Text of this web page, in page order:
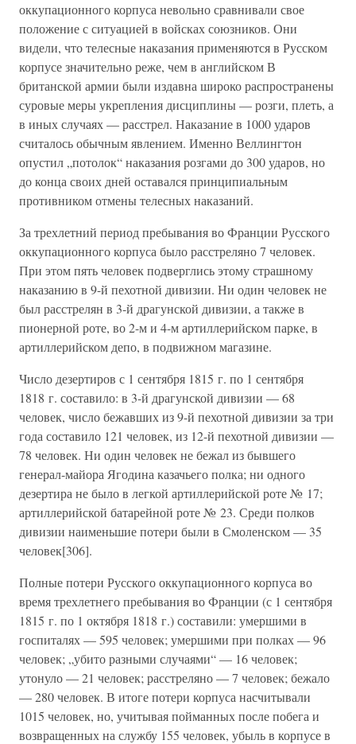
оккупационного корпуса невольно сравнивали свое
положение с ситуацией в войсках союзников. Они
видели, что телесные наказания применяются в Русском
корпусе значительно реже, чем в английском В
британской армии были издавна широко распространены
суровые меры укрепления дисциплины — розги, плеть, а
в иных случаях — расстрел. Наказание в 1000 ударов
считалось обычным явлением. Именно Веллингтон
опустил „потолок“ наказания розгами до 300 ударов, но
до конца своих дней оставался принципиальным
противником отмены телесных наказаний.
За трехлетний период пребывания во Франции Русского
оккупационного корпуса было расстреляно 7 человек.
При этом пять человек подверглись этому страшному
наказанию в 9-й пехотной дивизии. Ни один человек не
был расстрелян в 3-й драгунской дивизии, а также в
пионерной роте, во 2-м и 4-м артиллерийском парке, в
артиллерийском депо, в подвижном магазине.
Число дезертиров с 1 сентября 1815 г. по 1 сентября
1818 г. составило: в 3-й драгунской дивизии — 68
человек, число бежавших из 9-й пехотной дивизии за три
года составило 121 человек, из 12-й пехотной дивизии —
78 человек. Ни один человек не бежал из бывшего
генерал-майора Ягодина казачьего полка; ни одного
дезертира не было в легкой артиллерийской роте № 17;
артиллерийской батарейной роте № 23. Среди полков
дивизии наименьшие потери были в Смоленском — 35
человек[306].
Полные потери Русского оккупационного корпуса во
время трехлетнего пребывания во Франции (с 1 сентября
1815 г. по 1 октября 1818 г.) составили: умершими в
госпиталях — 595 человек; умершими при полках — 96
человек; „убито разными случаями“ — 16 человек;
утонуло — 21 человек; расстреляно — 7 человек; бежало
— 280 человек. В итоге потери корпуса насчитывали
1015 человек, но, учитывая пойманных после побега и
возвращенных на службу 155 человек, убыль в корпусе в